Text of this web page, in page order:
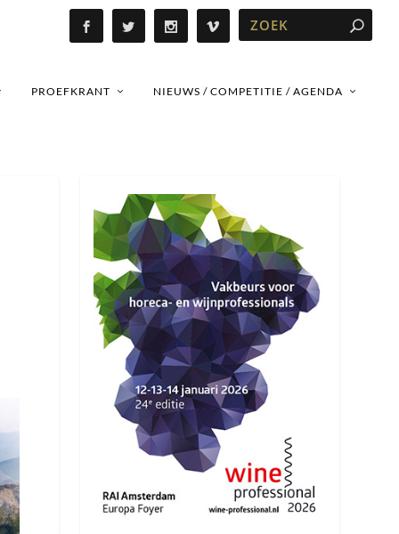
PROEFKRANT NIEUWS / COMPETITIE / AGENDA